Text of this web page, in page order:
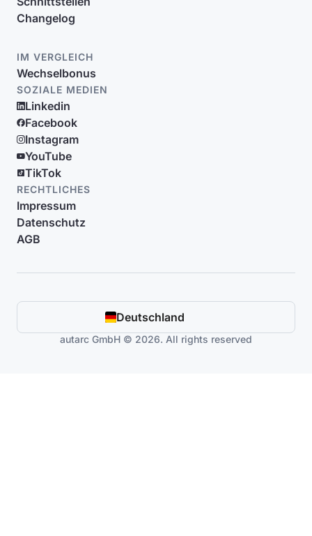
Changelog
IM VERGLEICH
Wechselbonus
SOZIALE MEDIEN
Linkedin
Facebook
Instagram
YouTube
TikTok
RECHTLICHES
Impressum
Datenschutz
AGB
Deutschland
autarc GmbH © 2026. All rights reserved